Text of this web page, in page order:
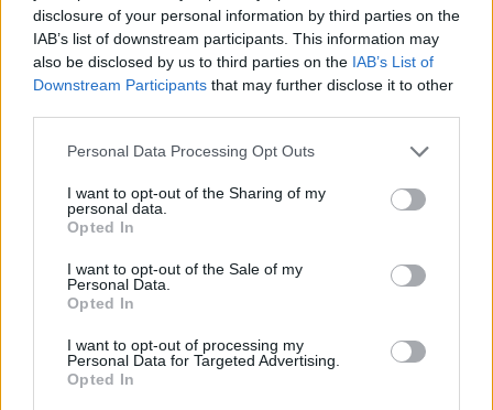
disclosure of your personal information by third parties on the
IAB’s list of downstream participants. This information may
also be disclosed by us to third parties on the IAB’s List of
Downstream Participants that may further disclose it to other
Personal Data Processing Opt Outs
I want to opt-out of the Sharing of my
personal data.
Opted In
I want to opt-out of the Sale of my
Personal Data.
Opted In
I want to opt-out of processing my
Personal Data for Targeted Advertising.
Opted In
Εμπρησμός Ευρωπαϊκής γης ή εμπρησμός της
30/07/2026 08:59